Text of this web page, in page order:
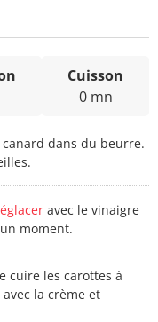
Cuisson
0 mn
dans du beurre.
avec le vinaigre
moment.
cuire les carottes à
la crème et